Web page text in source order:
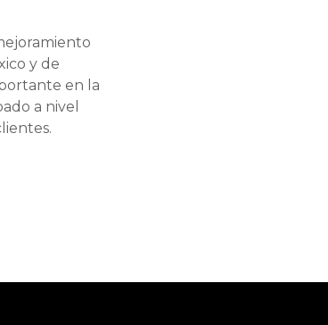
y de
en la
a nivel